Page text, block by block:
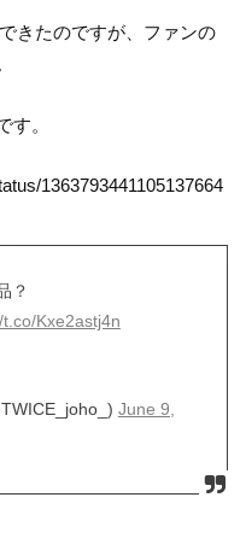
きたのですが、ファンの
す。
1363793441105137664
？
Kxe2astj4n
June 9,